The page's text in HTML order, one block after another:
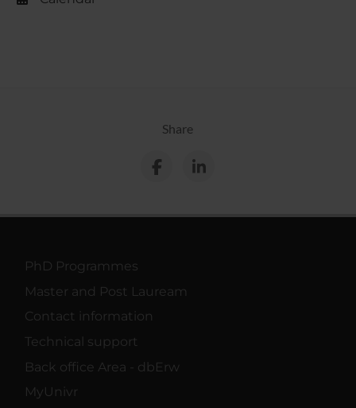
Share
PhD Programmes
Master and Post Lauream
Contact information
Technical support
Back office Area - dbErw
MyUnivr